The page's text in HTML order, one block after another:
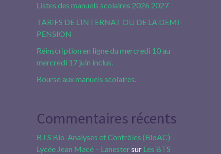
Listes des manuels scolaires 2026 2027
TARIFS DE L’INTERNAT OU DE LA DEMI-
PENSION
Réinscription en ligne du mercredi 10 au
mercredi 17 juin inclus.
Bourse aux manuels scolaires.
Commentaires récents
BTS Bio-Analyses et Contrôles (BioAC) –
Lycée Jean Macé – Lanestersur Les BTS